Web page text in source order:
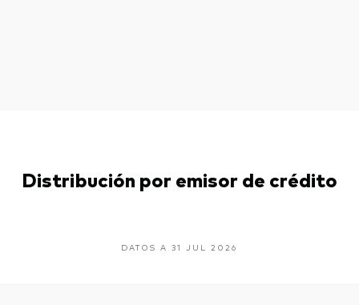
Distribución por emisor de crédito
DATOS A 31 JUL 2026